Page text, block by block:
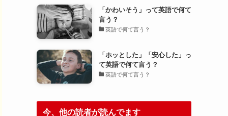
「かわいそう」って英語で何て
言う？
英語で何て言う？
「ホッとした」「安心した」っ
て英語で何て言う？
英語で何て言う？
今、他の読者が読んでます